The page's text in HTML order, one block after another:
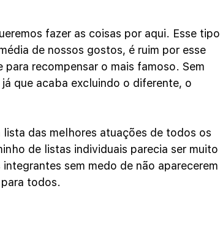
fazer as coisas por aqui. Esse tipo
de nossos gostos, é ruim por esse
recompensar o mais famoso. Sem
que acaba excluindo o diferente, o
das melhores atuações de todos os
de listas individuais parecia ser muito
sem medo de não aparecerem
todos.